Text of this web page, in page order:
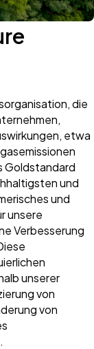
die
etwa
Goldstandard
und
und
unsere
Verbesserung
unserer
von
von